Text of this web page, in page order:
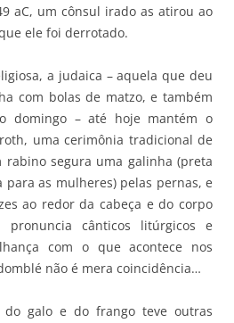
aC, um cônsul irado as atirou ao
ele foi derrotado.
a judaica – aquela que deu
com bolas de matzo, e também
domingo – até hoje mantém o
uma cerimônia tradicional de
segura uma galinha (preta
para as mulheres) pelas pernas, e
ao redor da cabeça e do corpo
cânticos litúrgicos e
com o que acontece nos
não é mera coincidência…
do galo e do frango teve outras